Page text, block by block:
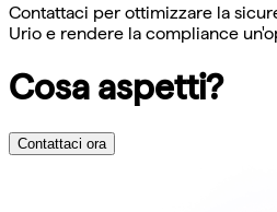
Contattaci per ottimizzare la
Urio e rendere la compliance
Cosa aspetti?
Contattaci ora